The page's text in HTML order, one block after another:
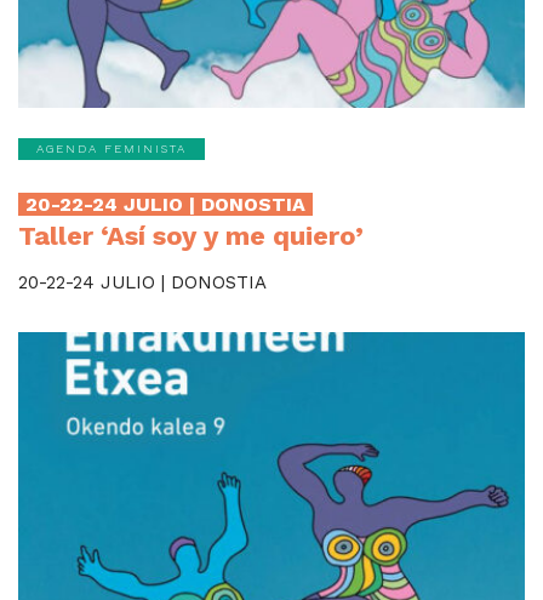
AGENDA FEMINISTA
20-22-24 JULIO | DONOSTIA
Taller ‘Así soy y me quiero’
20-22-24 JULIO | DONOSTIA